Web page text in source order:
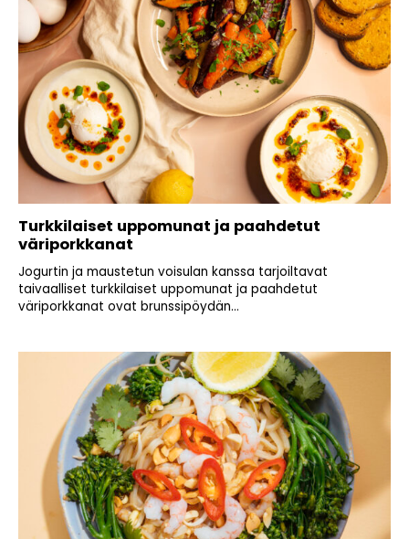
Turkkilaiset uppomunat ja paahdetut
väriporkkanat
Jogurtin ja maustetun voisulan kanssa tarjoiltavat
taivaalliset turkkilaiset uppomunat ja paahdetut
väriporkkanat ovat brunssipöydän...